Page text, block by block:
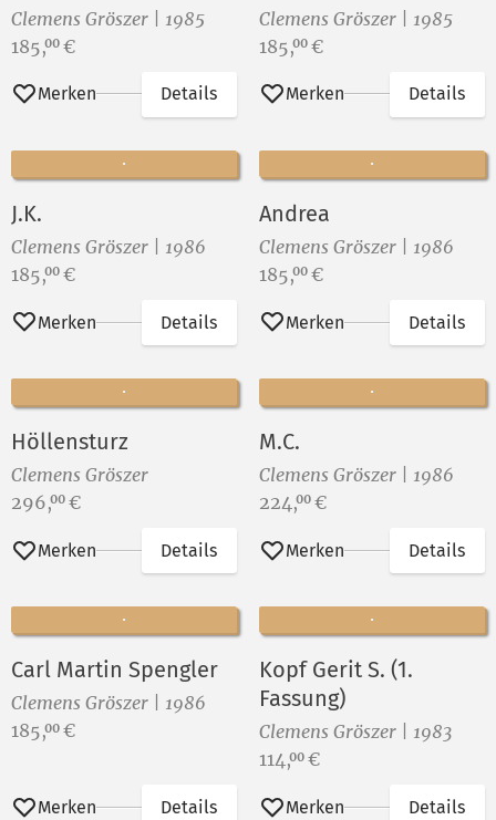
Clemens Gröszer | 1985
Preis:
185,00 €
Merken Details
Clemens Gröszer | 1985
Preis:
185,00 €
Merken Details
J.K.
Clemens Gröszer | 1986
Preis:
185,00 €
Merken Details
Andrea
Clemens Gröszer | 1986
Preis:
185,00 €
Merken Details
Höllensturz
Clemens Gröszer
Preis:
296,00 €
Merken Details
M.C.
Clemens Gröszer | 1986
Preis:
224,00 €
Merken Details
Carl Martin Spengler
Clemens Gröszer | 1986
Preis:
185,00 €
Merken Details
Kopf Gerit S. (1.
Fassung)
Clemens Gröszer | 1983
Preis:
114,00 €
Merken Details